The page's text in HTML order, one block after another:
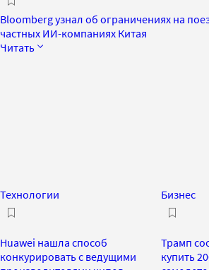
Bloomberg узнал об ограничениях на
частных ИИ-компаниях Китая
Читать
Технологии
Huawei нашла способ
конкурировать с ведущими
Бизнес
Трамп
купить